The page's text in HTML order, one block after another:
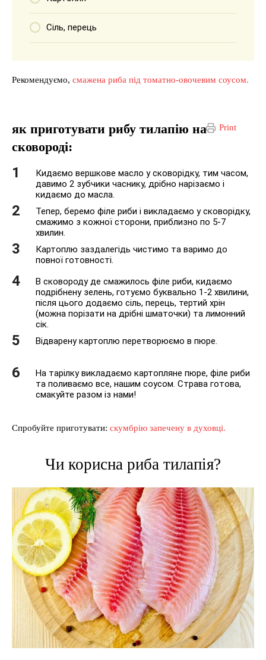
Сіль, перець
Рекомендуємо, смажена риба під томатно-овочевим соусом.
Print
як приготувати рибу тилапію на
сковороді:
Кидаємо вершкове масло у сковорідку, тим часом,
давимо 2 зубчики часнику, дрібно нарізаємо і
кидаємо до масла.
Тепер, беремо філе риби і викладаємо у сковорідку,
смажимо з кожної сторони, приблизно по 5-7
хвилин.
Картоплю заздалегідь чистимо та варимо до
повної готовності.
В сковороду де смажилось філе риби, кидаємо
подрібнену зелень, готуємо буквально 1-2 хвилини,
після цього додаємо сіль, перець, тертий хрін
(можна порізати на дрібні шматочки) та лимонний
сік.
Відварену картоплю перетворюємо в пюре.
На тарілку викладаємо картопляне пюре, філе риби
та поливаємо все, нашим соусом. Страва готова,
смакуйте разом із нами!
Спробуйте приготувати: скумбрію запечену в духовці.
Чи корисна риба тилапія?